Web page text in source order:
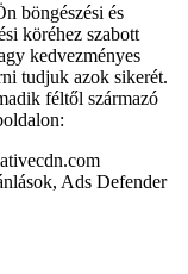
böngészési és
köréhez szabott
kedvezményes
tudjuk azok sikerét.
féltől származó
Ads Defender